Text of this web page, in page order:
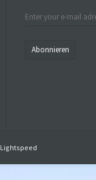
#CBDÖl/
von 2 mal
Abonnieren
Lightspeed